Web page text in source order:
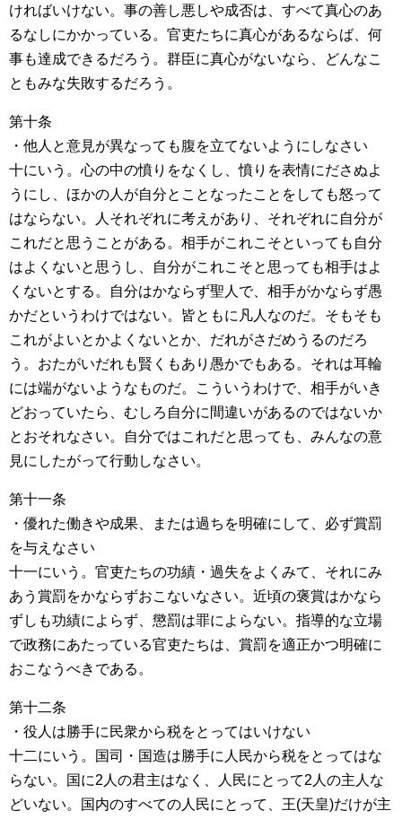
ければいけない。事の善し悪しや成否は、すべて真心のあ
るなしにかかっている。官吏たちに真心があるならば、何
事も達成できるだろう。群臣に真心がないなら、どんなこ
ともみな失敗するだろう。
第十条
・他人と意見が異なっても腹を立てないようにしなさい
十にいう。心の中の憤りをなくし、憤りを表情にださぬよ
うにし、ほかの人が自分とことなったことをしても怒って
はならない。人それぞれに考えがあり、それぞれに自分が
これだと思うことがある。相手がこれこそといっても自分
はよくないと思うし、自分がこれこそと思っても相手はよ
くないとする。自分はかならず聖人で、相手がかならず愚
かだというわけではない。皆ともに凡人なのだ。そもそも
これがよいとかよくないとか、だれがさだめうるのだろ
う。おたがいだれも賢くもあり愚かでもある。それは耳輪
には端がないようなものだ。こういうわけで、相手がいき
どおっていたら、むしろ自分に間違いがあるのではないか
とおそれなさい。自分ではこれだと思っても、みんなの意
見にしたがって行動しなさい。
第十一条
・優れた働きや成果、または過ちを明確にして、必ず賞罰
を与えなさい
十一にいう。官吏たちの功績・過失をよくみて、それにみ
あう賞罰をかならずおこないなさい。近頃の褒賞はかなら
ずしも功績によらず、懲罰は罪によらない。指導的な立場
で政務にあたっている官吏たちは、賞罰を適正かつ明確に
おこなうべきである。
第十二条
・役人は勝手に民衆から税をとってはいけない
十二にいう。国司・国造は勝手に人民から税をとってはな
らない。国に2人の君主はなく、人民にとって2人の主人な
どいない。国内のすべての人民にとって、王(天皇)だけが主